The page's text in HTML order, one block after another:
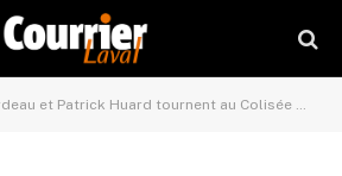
et Patrick Huard tournent au Colisée de Laval